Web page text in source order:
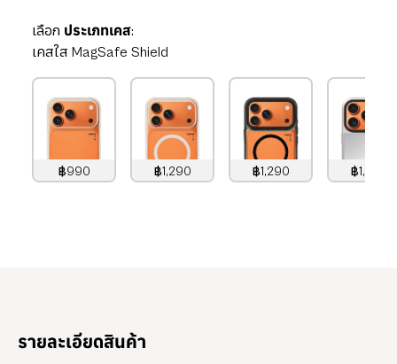
เลือก ประเภทเคส:
เคสใส MagSafe Shield
฿990
฿1,290
฿1,290
฿1,490
รายละเอียดสินค้า